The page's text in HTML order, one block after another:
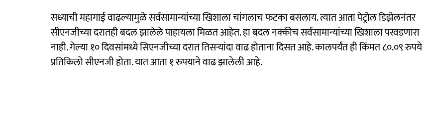
सध्याची महागाई वाढल्यामुळे सर्वसामान्यांच्या खिशाला चांगलाच फटका बसलाय. त्यात आता पेट्रोल डिझेलनंतर
सीएनजीच्या दरातही बदल झालेले पाहायला मिळत आहेत. हा बदल नक्कीच सर्वसामान्यांच्या खिशाला परवडणारा
नाही. गेल्या १० दिवसांमध्ये सिएनजीच्या दरात तिसऱ्यांदा वाढ होताना दिसत आहे. कालपर्यंत ही किंमत ८०.०९ रुपये
प्रतिकिलो सीएनजी होता. यात आता १ रुपयाने वाढ झालेली आहे.